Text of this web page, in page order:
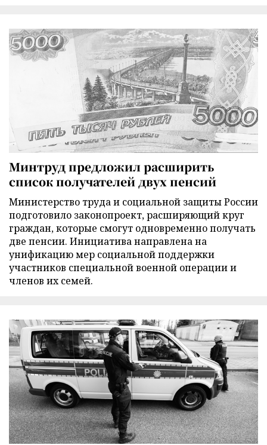
Минтруд предложил расширить
список получателей двух пенсий
Министерство труда и социальной защиты России
подготовило законопроект, расширяющий круг
граждан, которые смогут одновременно получать
две пенсии. Инициатива направлена на
унификацию мер социальной поддержки
участников специальной военной операции и
членов их семей.